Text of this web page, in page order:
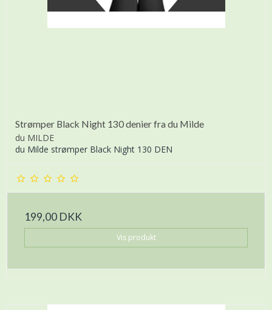
Strømper Black Night 130 denier fra du Milde
du MILDE
du Milde strømper Black Night 130 DEN
199,00 DKK
Vis produkt